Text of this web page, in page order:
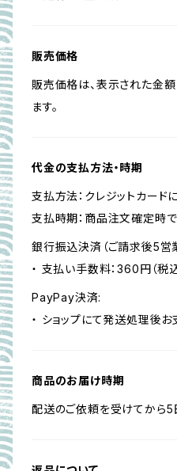
販売価格
販売価格は、表示された金
ます。
代金の支払方法・時期
支払方法：クレジットカード
支払時期：商品注文確定時
銀行振込決済（ご請求後5営
・ 支払い手数料：360円（税込
PayPay決済:
・ ショップにて発送処理後お
商品のお届け時期
配送のご依頼を受けてから5